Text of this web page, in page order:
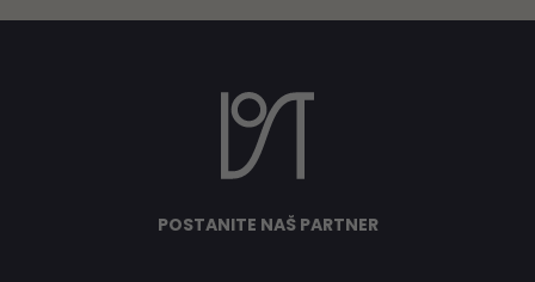
POSTANITE NAŠ PARTNER